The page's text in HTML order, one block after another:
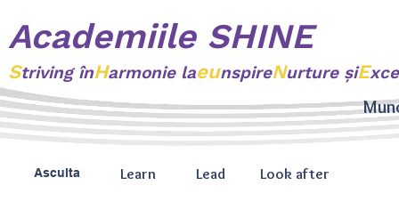
Academiile SHINE
Striving înHarmonie laeunspireNurture şiE
Asculta Learn Lead Look after